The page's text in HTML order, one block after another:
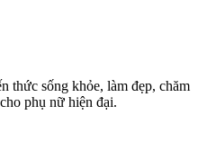
thức sống khỏe, làm đẹp, chăm
phụ nữ hiện đại.